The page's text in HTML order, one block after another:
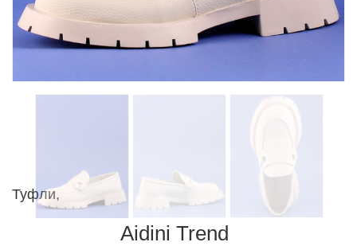
Туфли,
Aidini Trend